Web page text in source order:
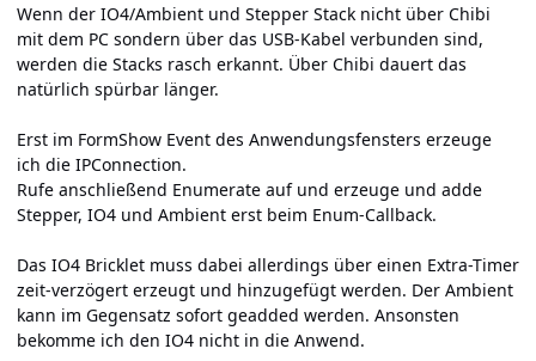
Wenn der IO4/Ambient und Stepper Stack nicht über Chibi
mit dem PC sondern über das USB-Kabel verbunden sind,
werden die Stacks rasch erkannt. Über Chibi dauert das
natürlich spürbar länger.
Erst im FormShow Event des Anwendungsfensters erzeuge
ich die IPConnection.
Rufe anschließend Enumerate auf und erzeuge und adde
Stepper, IO4 und Ambient erst beim Enum-Callback.
Das IO4 Bricklet muss dabei allerdings über einen Extra-Timer
zeit-verzögert erzeugt und hinzugefügt werden. Der Ambient
kann im Gegensatz sofort geadded werden. Ansonsten
bekomme ich den IO4 nicht in die Anwend.